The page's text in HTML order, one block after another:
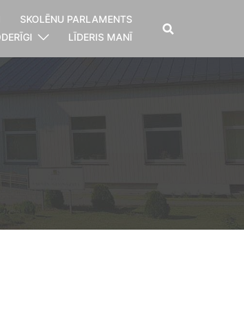
SKOLĒNU PARLAMENTS
LĪDERIS MANĪ